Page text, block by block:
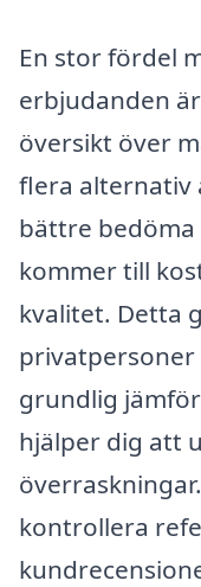
En stor fördel
erbjudanden
översikt över
flera alternativ
bättre
kommer till
kvalitet. Detta
grundlig
hjälper dig att
kontrollera